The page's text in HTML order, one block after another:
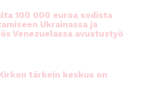
100 000 euroa sodista
Ukrainassa ja
Venezuelassa avustustyö
tärkein keskus on